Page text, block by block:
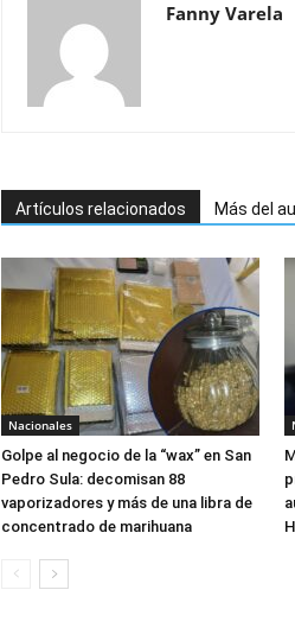
Fanny Varela
Artículos relacionados Más del
Nacionales
Golpe al negocio de la “wax” en San
Pedro Sula: decomisan 88
vaporizadores y más de una libra de
concentrado de marihuana